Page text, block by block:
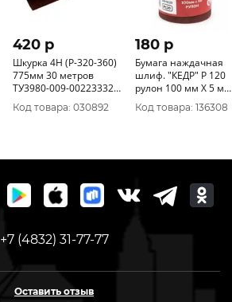
420 p
Шкурка 4Н (Р-320-360)
775мм 30 метров
ТУ3980-009-00223332-
2003 водостойкая
960000011679
Код товара: 030892
180 p
Бумага наждачная
шлиф. "КЕДР" P 120
рулон 100 мм Х 5 м
140-0120
Код товара: 136308
+7 (4832) 31-77-77
Оставить отзыв